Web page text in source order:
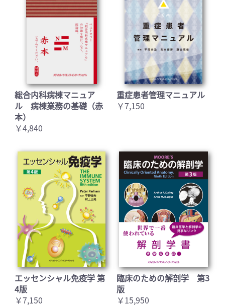
総合内科病棟マニュア
ル 病棟業務の基礎（赤
本）
￥4,840
重症患者管理マニュアル
￥7,150
エッセンシャル免疫学 第
4版
￥7,150
臨床のための解剖学 第3
版
￥15,950